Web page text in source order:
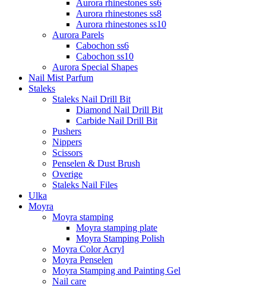
Aurora rhinestones ss6
Aurora rhinestones ss8
Aurora rhinestones ss10
Aurora Parels
Cabochon ss6
Cabochon ss10
Aurora Special Shapes
Nail Mist Parfum
Staleks
Staleks Nail Drill Bit
Diamond Nail Drill Bit
Carbide Nail Drill Bit
Pushers
Nippers
Scissors
Penselen & Dust Brush
Overige
Staleks Nail Files
Ulka
Moyra
Moyra stamping
Moyra stamping plate
Moyra Stamping Polish
Moyra Color Acryl
Moyra Penselen
Moyra Stamping and Painting Gel
Nail care